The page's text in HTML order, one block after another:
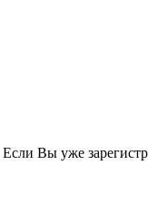
Если Вы уже